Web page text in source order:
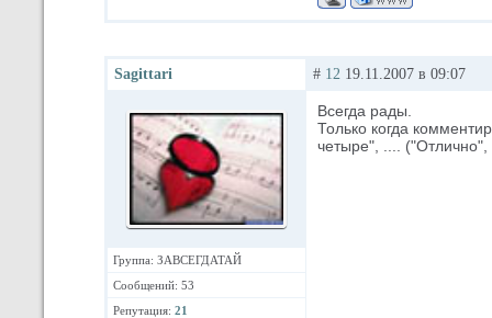
Sagittari
Группа: ЗАВСЕГДАТАЙ
Сообщений: 53
Репутация: 21
# 12 19.11.2007 в 09:07
Всегда рады.
Только когда
четыре", ....